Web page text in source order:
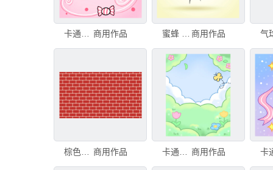
卡通背景 商用作品 蜜蜂 白色背景 自然 艺术 可爱的 无人 绘画插图 符号 背景分离 卡通 商用作品
商用作品 商用作品